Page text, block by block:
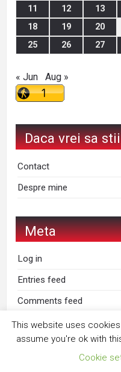
11
12 13
18
19 20
25
26 27
« Jun Aug »
Daca vrei sa
Contact
Despre mine
Meta
Log in
Entries feed
Comments feed
WordPress.org
Proudly powered by
This website uses
assume you're ok with
Cookie